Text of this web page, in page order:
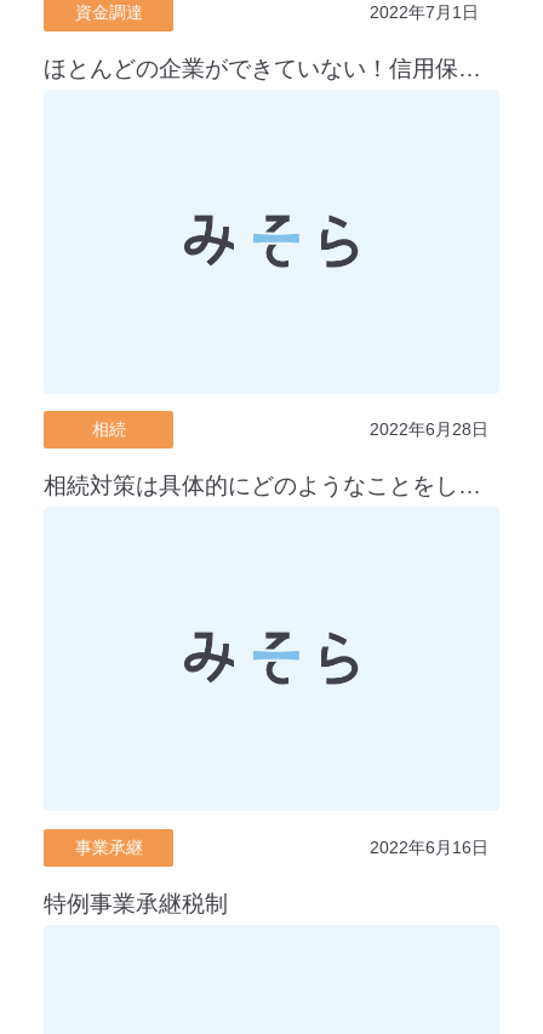
資金調達 2022年7月1日
ほとんどの企業ができていない！信用保証協会融資の攻略法と上手な付き合い方
相続 2022年6月28日
相続対策は具体的にどのようなことをしたらよいのか？
事業承継 2022年6月16日
特例事業承継税制